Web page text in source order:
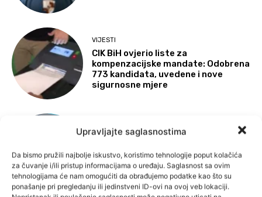
Upravljajte saglasnostima
Da bismo pružili najbolje iskustvo, koristimo tehnologije poput kolačića
za čuvanje i/ili pristup informacijama o uređaju. Saglasnost sa ovim
tehnologijama će nam omogućiti da obrađujemo podatke kao što su
ponašanje pri pregledanju ili jedinstveni ID-ovi na ovoj veb lokaciji.
VIJESTI
CIK BiH ovjerio liste za
kompenzacijske mandate: Odobrena
773 kandidata, uvedene i nove
sigurnosne mjere
Za tri i po godine državljanstvo BiH
koristi”, promjene u procesu blokira
SNSD